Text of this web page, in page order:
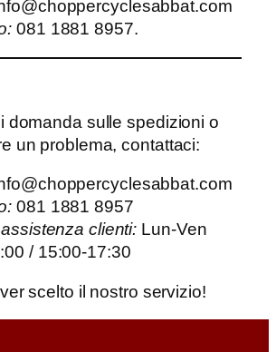
081 1881 8957.
domanda sulle spedizioni o
un problema, contattaci:
081 1881 8957
clienti: Lun-Ven
/ 15:00-17:30
scelto il nostro servizio!